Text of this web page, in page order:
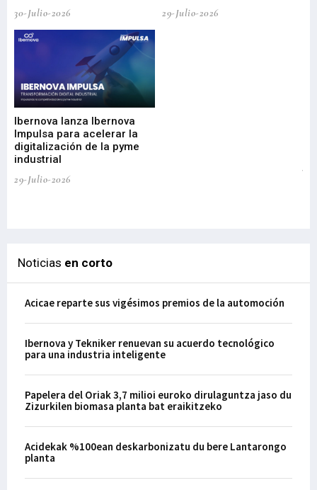
30-Julio-2026
29-Julio-2026
Ibernova lanza Ibernova
Impulsa para acelerar la
digitalización de la pyme
industrial
29-Julio-2026
Noticias en corto
Acicae reparte sus vigésimos premios de la automoción
Ibernova y Tekniker renuevan su acuerdo tecnológico
para una industria inteligente
Papelera del Oriak 3,7 milioi euroko dirulaguntza jaso du
Zizurkilen biomasa planta bat eraikitzeko
Acidekak %100ean deskarbonizatu du bere Lantarongo
planta